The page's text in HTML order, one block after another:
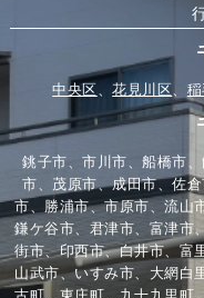
中央区 、花見川区
銚子市、市川市、船橋市
市、茂原市、成田市、佐
市、勝浦市、市原市、流山
鎌ケ谷市、君津市、富津市
街市、印西市、白井市、富
山武市、いすみ市、大網白